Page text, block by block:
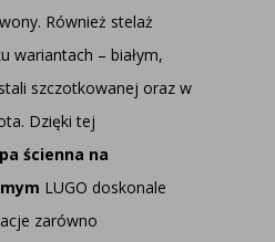
Również stelaż
wariantach – białym,
szczotkowanej oraz w
Dzięki tej
ścienna na
LUGO doskonale
zarówno